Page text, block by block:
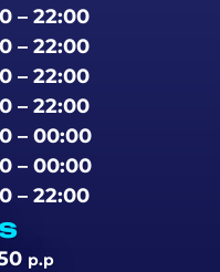
– 22:00
– 22:00
– 22:00
– 22:00
– 00:00
– 00:00
– 22:00
p.p